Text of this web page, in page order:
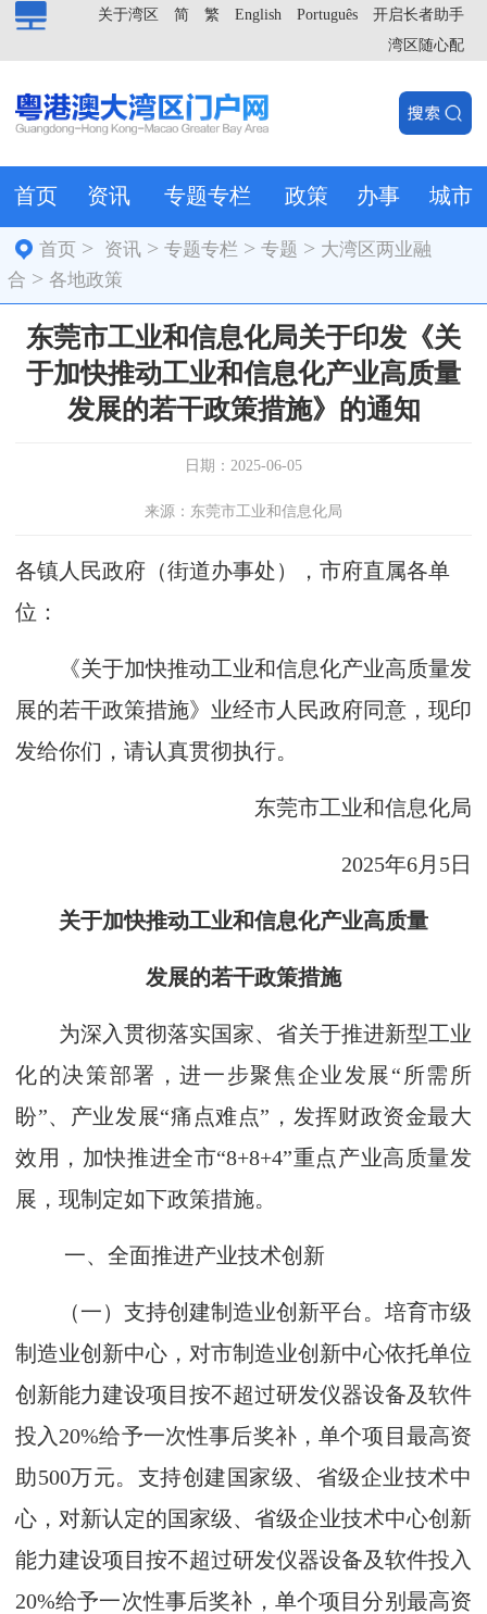
开启长者助手
Português
English
繁
简
关于湾区
湾区随心配
首页 资讯 专题专栏 政策 办事 城市
首页 > 资讯 >专题专栏 >专题 > 大湾区两业融
合 > 各地政策
东莞市工业和信息化局关于印发《关
于加快推动工业和信息化产业高质量
发展的若干政策措施》的通知
日期：2025-06-05
来源：东莞市工业和信息化局
各镇人民政府（街道办事处），市府直属各单
位：
《关于加快推动工业和信息化产业高质量发
展的若干政策措施》业经市人民政府同意，现印
发给你们，请认真贯彻执行。
东莞市工业和信息化局
2025年6月5日
关于加快推动工业和信息化产业高质量
发展的若干政策措施
为深入贯彻落实国家、省关于推进新型工业
化的决策部署，进一步聚焦企业发展“所需所
盼”、产业发展“痛点难点”，发挥财政资金最大
效用，加快推进全市“8+8+4”重点产业高质量发
展，现制定如下政策措施。
一、全面推进产业技术创新
（一）支持创建制造业创新平台。培育市级
制造业创新中心，对市制造业创新中心依托单位
创新能力建设项目按不超过研发仪器设备及软件
投入20%给予一次性事后奖补，单个项目最高资
助500万元。支持创建国家级、省级企业技术中
心，对新认定的国家级、省级企业技术中心创新
能力建设项目按不超过研发仪器设备及软件投入
20%给予一次性事后奖补，单个项目分别最高资